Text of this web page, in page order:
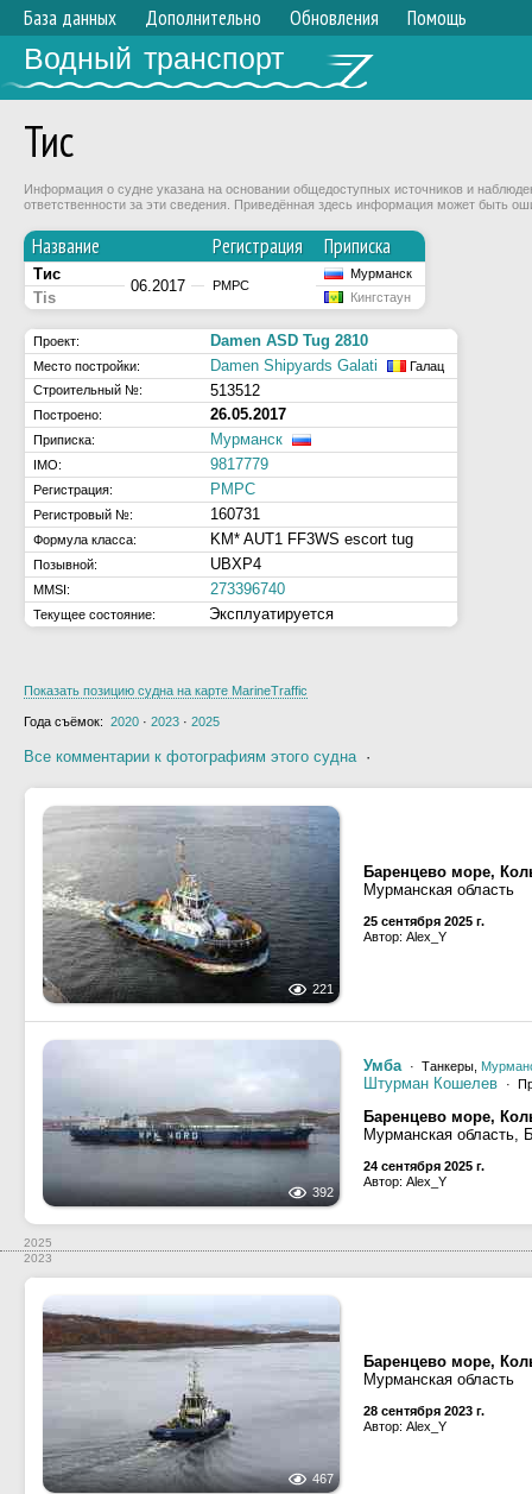
База данных Дополнительно Обновления Помощь
Водный транспорт
Тис
Информация о судне указана на основании общедоступных источников и
ответственности за эти сведения. Приведённая здесь информация может быть
Название Регистрация Приписка
Тис
06.2017 РМРС
Мурманск
Tis Кингстаун
Проект: Damen ASD Tug 2810
Место постройки: Damen Shipyards Galati
Галац
Строительный №:
513512
Построено: 26.05.2017
Приписка: Мурманск
IMO: 9817779
Регистрация: РМРС
Регистровый №: 160731
Формула класса: KM* AUT1 FF3WS escort tug
Позывной: UBXP4
MMSI: 273396740
Текущее состояние: Эксплуатируется
Показать позицию судна на карте MarineTraffic
Года съёмок: 2020 · 2023 · 2025
Все комментарии к фотографиям этого судна·
221
Баренцево море,
Мурманская область
25 сентября 2025 г.
Автор: Alex_Y
392
Умба · Танкеры,
Штурман Кошелев ·
Баренцево море,
Мурманская область,
24 сентября 2025 г.
Автор: Alex_Y
2025
2023
467
Баренцево море,
Мурманская область
28 сентября 2023 г.
Автор: Alex_Y